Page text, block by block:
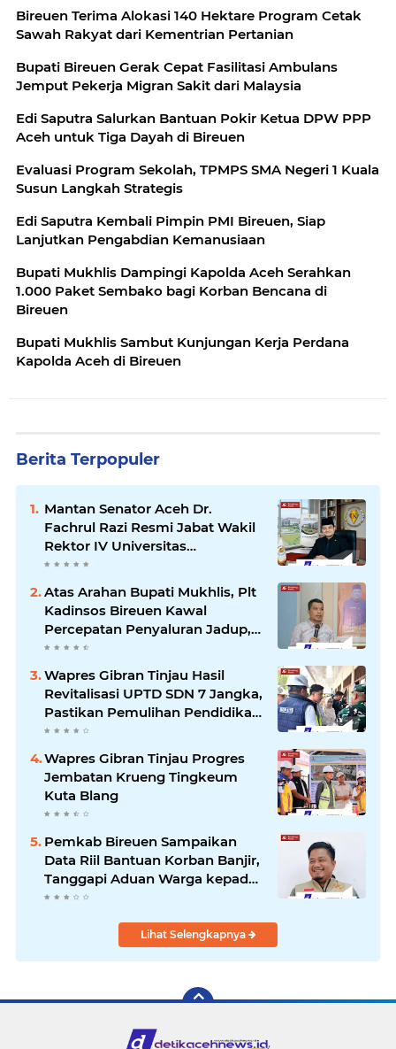
Bireuen Terima Alokasi 140 Hektare Program Cetak
Sawah Rakyat dari Kementrian Pertanian
Bupati Bireuen Gerak Cepat Fasilitasi Ambulans
Jemput Pekerja Migran Sakit dari Malaysia
Edi Saputra Salurkan Bantuan Pokir Ketua DPW PPP
Aceh untuk Tiga Dayah di Bireuen
Evaluasi Program Sekolah, TPMPS SMA Negeri 1 Kuala
Susun Langkah Strategis
Edi Saputra Kembali Pimpin PMI Bireuen, Siap
Lanjutkan Pengabdian Kemanusiaan
Bupati Mukhlis Dampingi Kapolda Aceh Serahkan
1.000 Paket Sembako bagi Korban Bencana di
Bireuen
Bupati Mukhlis Sambut Kunjungan Kerja Perdana
Kapolda Aceh di Bireuen
Berita Terpopuler
Mantan Senator Aceh Dr.
Fachrul Razi Resmi Jabat Wakil
Rektor IV Universitas
Kartamulia Purwakarta
Atas Arahan Bupati Mukhlis, Plt
Kadinsos Bireuen Kawal
Percepatan Penyaluran Jadup,
Intens Berkoordinasi dengan
Kemensos
Wapres Gibran Tinjau Hasil
Revitalisasi UPTD SDN 7 Jangka,
Pastikan Pemulihan Pendidikan
Pascabencana Berjalan Optimal
Wapres Gibran Tinjau Progres
Jembatan Krueng Tingkeum
Kuta Blang
Pemkab Bireuen Sampaikan
Data Riil Bantuan Korban Banjir,
Tanggapi Aduan Warga kepada
Wapres
Lihat Selengkapnya